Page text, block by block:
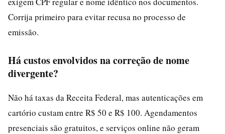
Corrija primeiro para evitar recusa no processo de
emissão.
Há custos envolvidos na correção de nome
divergente?
Não há taxas da Receita Federal, mas autenticações em
cartório custam entre R$ 50 e R$ 100. Agendamentos
presenciais são gratuitos, e serviços online não geram